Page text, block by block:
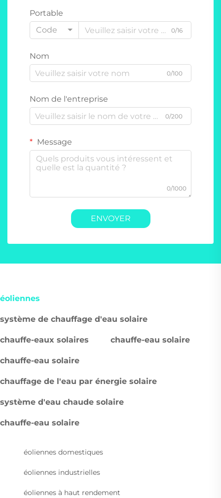
Portable
Code
0/16
Nom
0/100
Nom de l'entreprise
0/200
Message
0/1000
ENVOYER
éoliennes
système de chauffage d'eau solaire
chauffe-eaux solaires chauffe-eau solaire
chauffe-eau solaire
chauffage de l'eau par énergie solaire
système d'eau chaude solaire
chauffe-eau solaire
éoliennes domestiques
éoliennes industrielles
éoliennes à haut rendement